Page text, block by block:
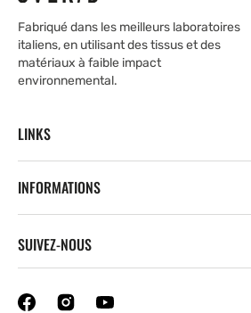
Fabriqué dans les meilleurs laboratoires
italiens, en utilisant des tissus et des
matériaux à faible impact
environnemental.
LINKS
INFORMATIONS
SUIVEZ-NOUS